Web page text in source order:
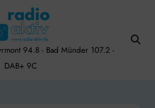
94.8 - Bad Münder 107.2 -
DAB+ 9C